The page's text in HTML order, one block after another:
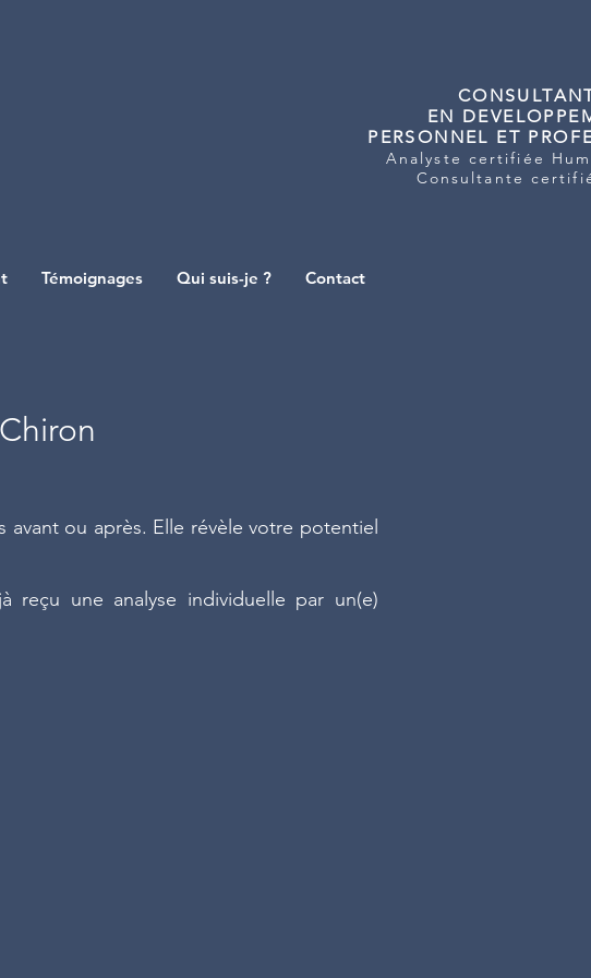
EN
PERSONNEL ET
Analyste certifiée
Consultante
Témoignages Qui suis-je ? Contact
avant ou après. Elle révèle votre potentiel
reçu une analyse individuelle par un(e)